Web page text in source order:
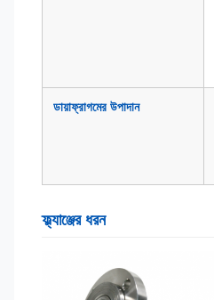
ডায়াফ্রাগমের উপাদান
ফ্ল্যাঞ্জের ধরন